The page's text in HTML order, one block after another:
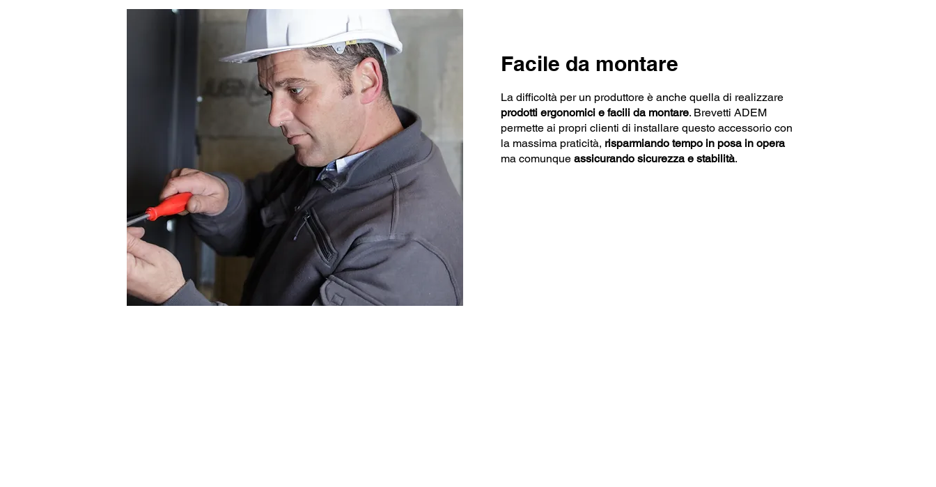
Facile da montare
La difficoltà per un produttore è anche quella di realizzare
prodotti ergonomici e facili da montare. Brevetti ADEM
permette ai propri clienti di installare questo accessorio con
la massima praticità, risparmiando tempo in posa in opera
ma comunque assicurando sicurezza e stabilità.